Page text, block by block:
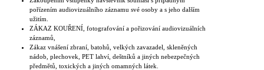
pořízením audiovizuálního záznamu své osoby a s jeho dalším
užitím.
ZÁKAZ KOUŘENÍ, fotografování a pořizování audiovizuálních
záznamů,
Zákaz vnášení zbraní, batohů, velkých zavazadel, skleněných
nádob, plechovek, PET lahví, deštníků a jiných nebezpečných
předmětů, toxických a jiných omamných látek.